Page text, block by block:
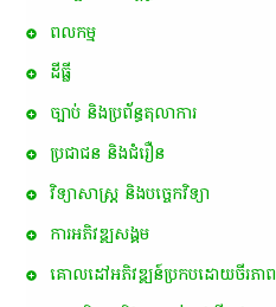
ពល​កម្ម
ដីធ្លី
ច្បាប់ និងប្រព័ន្ធតុលាការ
ប្រជាជន និងជំរឿន
វិទ្យាសាស្ត្រ និងបច្ចេកវិទ្យា
ការ​អភិវឌ្ឍ​សង្គម
គោលដៅ​អភិវឌ្ឍន៍​ប្រកបដោយ​ចីរភាព